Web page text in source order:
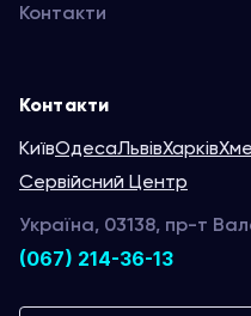
Контакти
Контакти
КиївОдесаЛьвівХарків
Сервійсний Центр
Україна, 03138, пр-т
(067) 214-36-13